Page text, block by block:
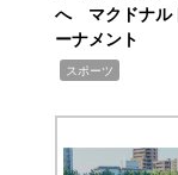
へ マクドナル
ーナメント
スポーツ